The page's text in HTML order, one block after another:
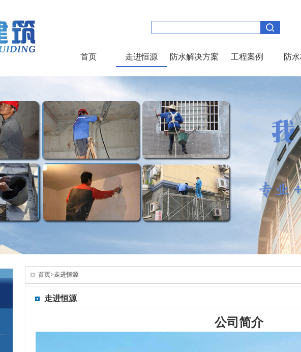
首页 走进恒源 防水解决方案 工程案例 防
首页>走进恒源
走进恒源
公司简介